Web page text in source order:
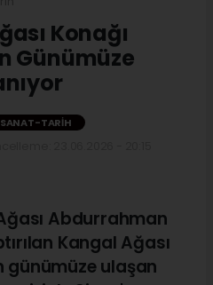
Konağı
Günümüze
TARIH
Abdurrahman
Kangal Ağası
günümüze ulaşan